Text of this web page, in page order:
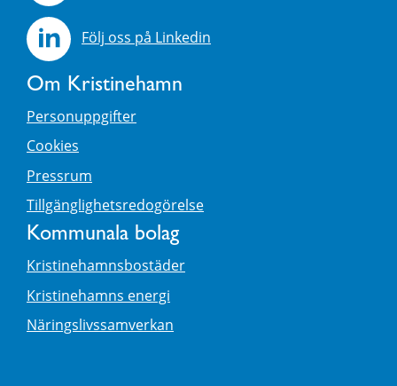
Följ oss på Linkedin
Om Kristinehamn
Personuppgifter
Cookies
Pressrum
Tillgänglighetsredogörelse
Kommunala bolag
Kristinehamnsbostäder
Kristinehamns energi
Näringslivssamverkan